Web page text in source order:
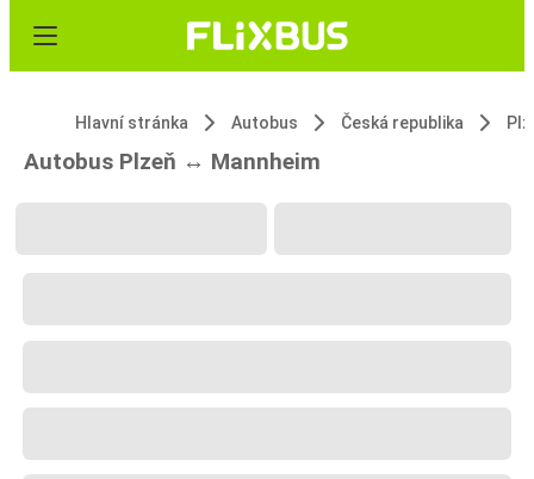
Hlavní stránka Autobus Česká republika
Autobus Plzeň ↔ Mannheim